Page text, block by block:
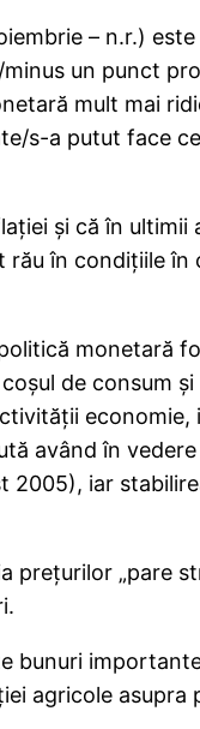
– n.r.)
un punct
mult mai
s-a putut face
şi că în
în condiţiile
monetară
de consum
având în
iar
„pare
bunuri
agricole asupra